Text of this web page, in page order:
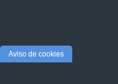
Aviso de cookies